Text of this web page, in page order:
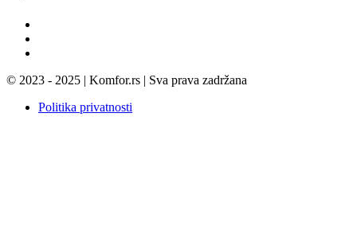
© 2023 - 2025 | Komfor.rs | Sva prava zadržana
Politika privatnosti